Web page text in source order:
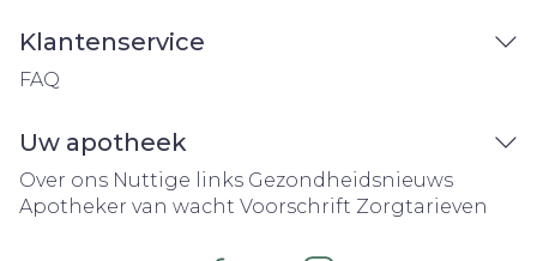
Klantenservice
FAQ
Uw apotheek
Over ons Nuttige links Gezondheidsnieuws
Apotheker van wacht Voorschrift Zorgtarieven